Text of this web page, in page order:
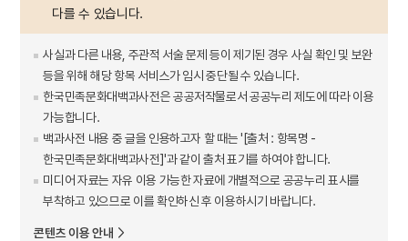
다를 수 있습니다.
사실과 다른 내용, 주관적 서술 문제 등이 제기된 경우 사실 확인 및 보완
등을 위해 해당 항목 서비스가 임시 중단될 수 있습니다.
한국민족문화대백과사전은 공공저작물로서 공공누리 제도에 따라 이용
가능합니다.
백과사전 내용 중 글을 인용하고자 할 때는 '[출처 : 항목명 -
한국민족문화대백과사전]'과 같이 출처 표기를 하여야 합니다.
미디어 자료는 자유 이용 가능한 자료에 개별적으로 공공누리 표시를
부착하고 있으므로 이를 확인하신 후 이용하시기 바랍니다.
콘텐츠 이용 안내